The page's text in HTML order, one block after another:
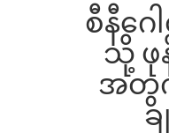
စီနီဂ
သို့ ဖု
အတွ
ခ